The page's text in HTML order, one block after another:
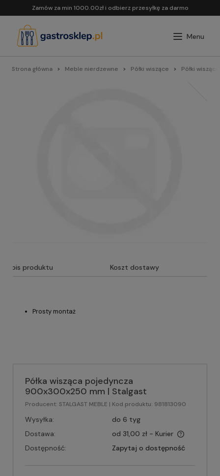
Zamów za min 1000.00zł i odbierz przesyłkę za darmo
Strona główna Meble nierdzewne Półki wiszące Półki wiszące
Opis produktu Koszt dostawy
Prosty montaż
Półka wisząca pojedyncza
900x300x250 mm | Stalgast
Producent: STALGAST MEBLE | Kod produktu: 981813090
Wysyłka:
do 6 tyg
Dostawa:
od 31,00 zł - Kurier
Dostępność:
Zapytaj o dostępność